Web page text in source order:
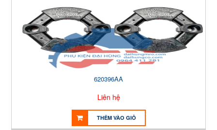
620396AA
Liên hệ
THÊM VÀO GIỎ